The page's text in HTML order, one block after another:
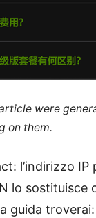
were
on them.
l’indirizzo
lo sostituisce
guida